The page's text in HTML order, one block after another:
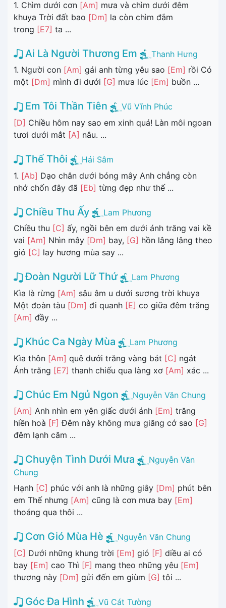
1. Chìm dưới cơn [Am] mưa và chìm dưới đêm
khuya Trời đất bao [Dm] la còn chìm đắm
trong [E7] ta ...
Ai Là Người Thương Em
Thanh Hưng
1. Người con [Am] gái anh từng yêu sao [Em] rồi Có
một [Dm] mình đi dưới [G] mưa lúc [Em] buồn ...
Em Tôi Thần Tiên
Vũ Vĩnh Phúc
[D] Chiều hôm nay sao em xinh quá! Làn môi ngoan
tươi dưới mắt [A] nâu. ...
Thế Thôi
Hải Sâm
1. [Ab] Dạo chân dưới bóng mây Anh chẳng còn
nhớ chốn đây đã [Eb] từng đẹp như thế ...
Chiều Thu Ấy
Lam Phương
Chiều thu [C] ấy, ngồi bên em dưới ánh trăng vai kề
vai [Am] Nhìn mây [Dm] bay, [G] hồn lâng lâng theo
gió [C] lay hương mùa say ...
Đoàn Người Lữ Thứ
Lam Phương
Kìa là rừng [Am] sâu âm u dưới sương trời khuya
Một đoàn tàu [Dm] đi quanh [E] co giữa đêm trăng
[Am] đầy ...
Khúc Ca Ngày Mùa
Lam Phương
Kìa thôn [Am] quê dưới trăng vàng bát [C] ngát
Ánh trăng [E7] thanh chiếu qua làng xơ [Am] xác ...
Chúc Em Ngủ Ngon
Nguyễn Văn Chung
[Am] Anh nhìn em yên giấc dưới ánh [Em] trăng
hiền hoà [F] Đêm này không mưa giăng cớ sao [G]
đêm lạnh căm ...
Chuyện Tình Dưới Mưa
Nguyễn Văn
Chung
Hạnh [C] phúc với anh là những giây [Dm] phút bên
em Thế nhưng [Am] cũng là cơn mưa bay [Em]
thoáng qua thôi ...
Cơn Gió Mùa Hè
Nguyễn Văn Chung
[C] Dưới những khung trời [Em] gió [F] diều ai có
bay [Em] cao Thì [F] mang theo những yêu [Em]
thương này [Dm] gửi đến em giùm [G] tôi ...
Góc Đa Hình
Vũ Cát Tường